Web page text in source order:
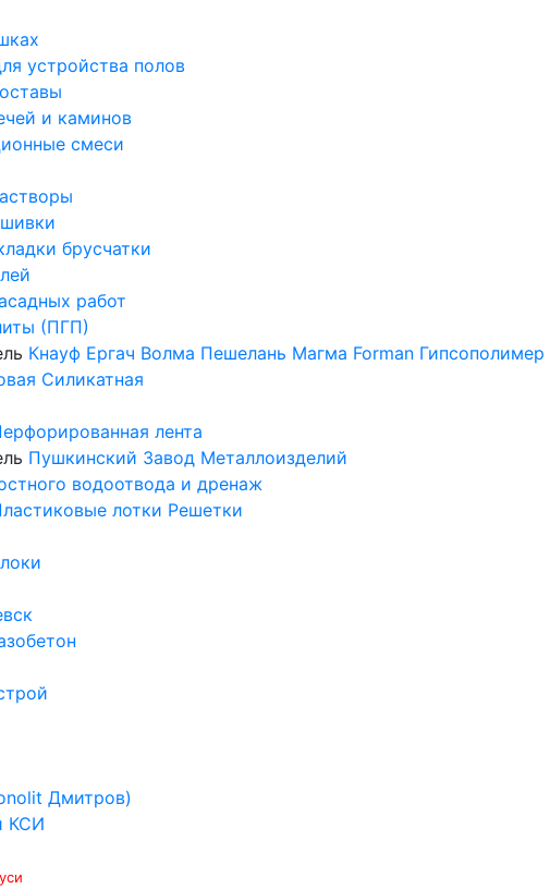
устройства полов
и каминов
смеси
брусчатки
работ
(ПГП)
Кнауф Ергач Волма Пешелань Магма Forman Гипсополимер
Силикатная
лента
Пушкинский Завод Металлоизделий
водоотвода и дренаж
лотки Решетки
Дмитров)
КСИ